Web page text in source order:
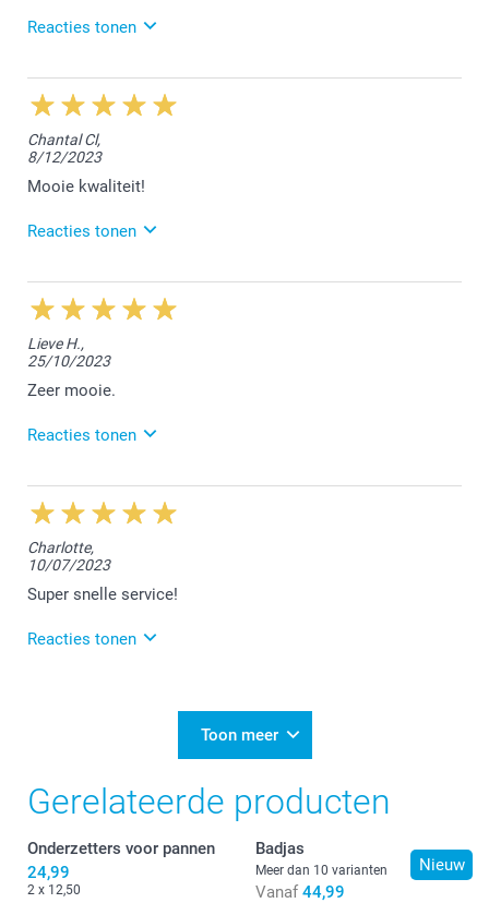
Reacties tonen
22/01/2024
12:05
Dag Elena,
Bedankt voor jouw mooie worden. We vonden het
fijn jouw bloempotje te mogen afwerken.
Nathalie @smartphoto
Chantal Cl,
8/12/2023
Mooie kwaliteit!
Reacties tonen
28/12/2023
11:51
Hallo Chantal,
Het doet ons plezier te lezen het bloempotje naar
wens is. Geniet er van!
Nathalie @smartphoto
Lieve H.,
25/10/2023
Zeer mooie.
Reacties tonen
25/10/2023
12:51
Hi Lieve,
Bedankt voor deze waardevolle feedback :-) ! We
vinden het fantastisch te vernemen dat je tevreden
Charlotte,
10/07/2023
Super snelle service!
Reacties tonen
😊 Maak er nog een 'foto-creatieve' zomer van!
Toon meer
Gerelateerde producten
Onderzetters voor pannen
24,99
2 x 12,50
Nieuw
Badjas
Meer dan 10 varianten
Vanaf 44,99